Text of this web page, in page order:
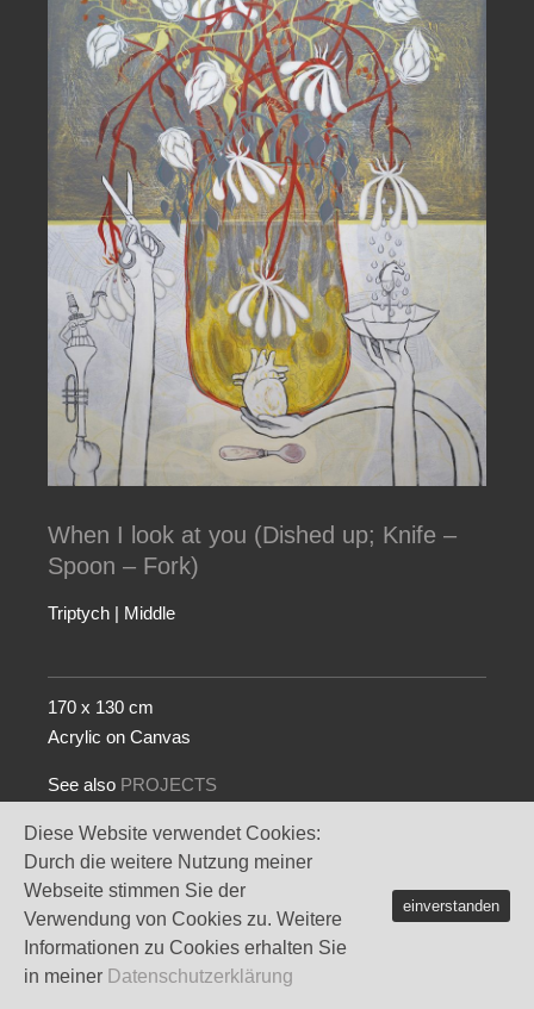
When I look at you (Dished up; Knife –
Spoon – Fork)
Triptych | Middle
170 x 130 cm
Acrylic on Canvas
See also PROJECTS
Diese Website verwendet Cookies:
Durch die weitere Nutzung meiner
Webseite stimmen Sie der
Verwendung von Cookies zu. Weitere
Informationen zu Cookies erhalten Sie
in meiner Datenschutzerklärung
einverstanden